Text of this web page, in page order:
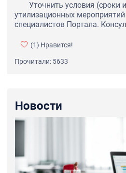
Уточнить условия (сроки
утилизационных
специалистов Портала.
(1) Нравится!
Прочитали: 5633
Новости